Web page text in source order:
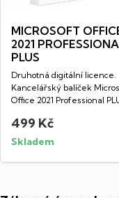
MICROSOFT
2021
PLUS
Druhotná digitální licence.
Kancelářský balíček
Office 2021 Professional
499 Kč
Skladem